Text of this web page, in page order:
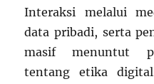
Interaksi melalui
data pribadi, serta
masif menuntut
tentang etika